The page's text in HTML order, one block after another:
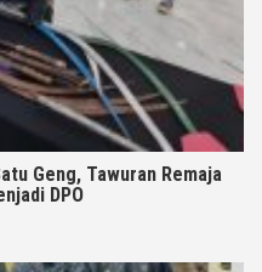
Geng, Tawuran Remaja
DPO